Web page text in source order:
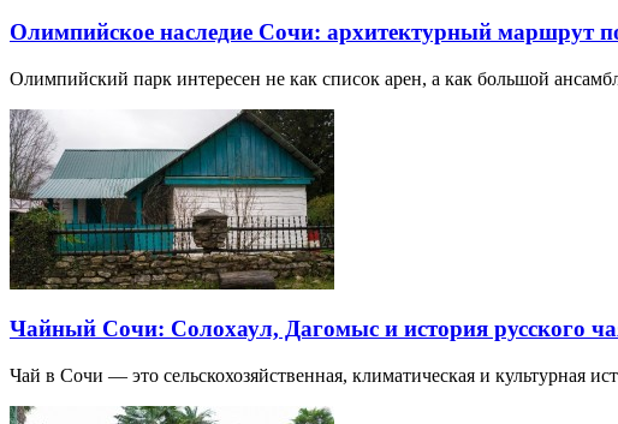
Олимпийское наследие Сочи: архитектурный маршрут
Олимпийский парк интересен не как список арен, а как большой
Чайный Сочи: Солохаул, Дагомыс и история русского
Чай в Сочи — это сельскохозяйственная, климатическая и культурная